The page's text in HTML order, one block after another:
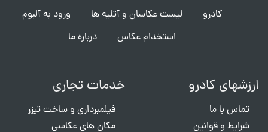
کادرو لیست عکاسان و آتلیه ها
ورود به آلبوم
استخدام عکاس
درباره ما
ارزشهای کادرو
تماس با ما
شرایط و قوانین
خدمات تجاری
فیلمبرداری و ساخت تیزر
مکان های عکاسی